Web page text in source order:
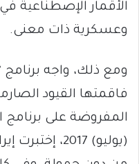
الأقمار الإصطناعية
وعسكرية ذات معنى.
ومع ذلك، واجه
فاقمتها القيود
المفروضة على برنامج
(يوليو) 2017،